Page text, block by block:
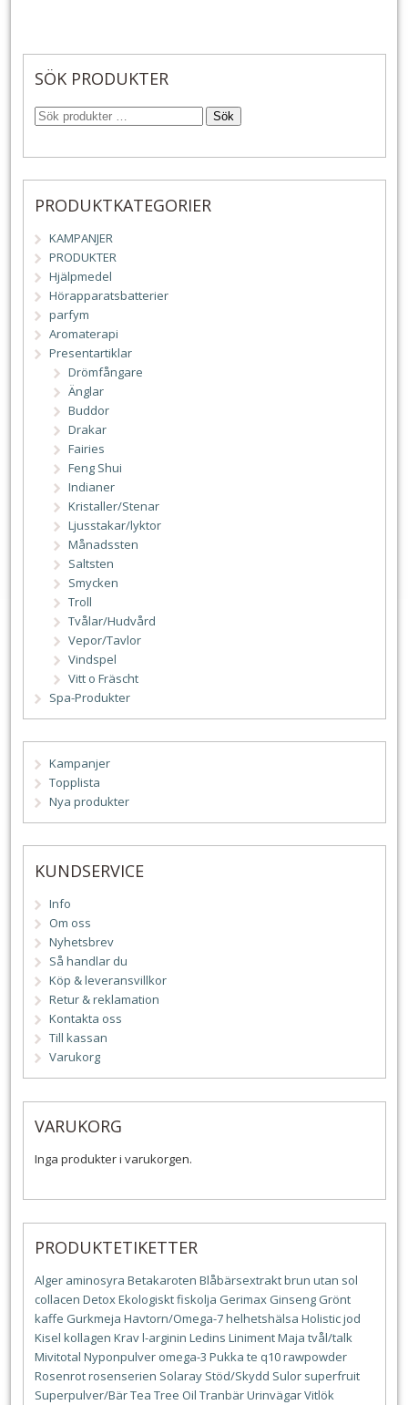
SÖK PRODUKTER
Sök
PRODUKTKATEGORIER
KAMPANJER
PRODUKTER
Hjälpmedel
Hörapparatsbatterier
parfym
Aromaterapi
Presentartiklar
Drömfångare
Änglar
Buddor
Drakar
Fairies
Feng Shui
Indianer
Kristaller/Stenar
Ljusstakar/lyktor
Månadssten
Saltsten
Smycken
Troll
Tvålar/Hudvård
Vepor/Tavlor
Vindspel
Vitt o Fräscht
Spa-Produkter
Kampanjer
Topplista
Nya produkter
KUNDSERVICE
Info
Om oss
Nyhetsbrev
Så handlar du
Köp & leveransvillkor
Retur & reklamation
Kontakta oss
Till kassan
Varukorg
VARUKORG
Inga produkter i varukorgen.
PRODUKTETIKETTER
Alger aminosyra Betakaroten Blåbärsextraktbrun utan sol
collacen DetoxEkologisktfiskolja Gerimax Ginseng Grönt
kaffe Gurkmeja Havtorn/Omega-7helhetshälsa Holisticjod
Kisel kollagen Kravl-arginin Ledins LinimentMaja tvål/talk
Mivitotal Nyponpulver omega-3 Pukka te q10rawpowder
Rosenrotrosenserien Solaray Stöd/Skydd Sulor superfruit
Superpulver/BärTea Tree Oil TranbärUrinvägarVitlök